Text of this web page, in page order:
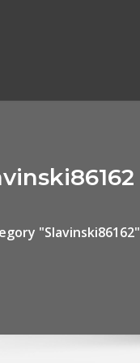
"Slavinski86162"